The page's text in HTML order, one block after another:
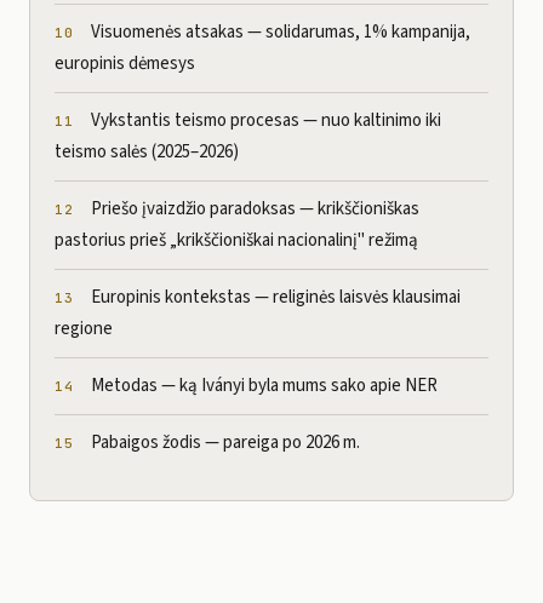
Visuomenės atsakas — solidarumas, 1% kampanija,
europinis dėmesys
Vykstantis teismo procesas — nuo kaltinimo iki
teismo salės (2025–2026)
Priešo įvaizdžio paradoksas — krikščioniškas
pastorius prieš „krikščioniškai nacionalinį" režimą
Europinis kontekstas — religinės laisvės klausimai
regione
Metodas — ką Iványi byla mums sako apie NER
Pabaigos žodis — pareiga po 2026 m.